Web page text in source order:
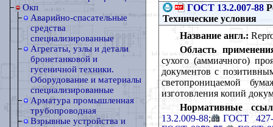
Окп
Аварийно-спасательные
средства
специализированные
Агрегаты, узлы и детали
бронетанковой и
гусеничной техники.
Оборудование и материалы
специализированные
Арматура промышленная
трубопроводная
Взрывные устройства и
ГОСТ 13.2.007-88
Технические условия
Название англ.:
Область
сухого (аммиачного)
документов с
светопроницаемой
изготовления копий
Нормативные
13.2.009-88;
ГОСТ 427-